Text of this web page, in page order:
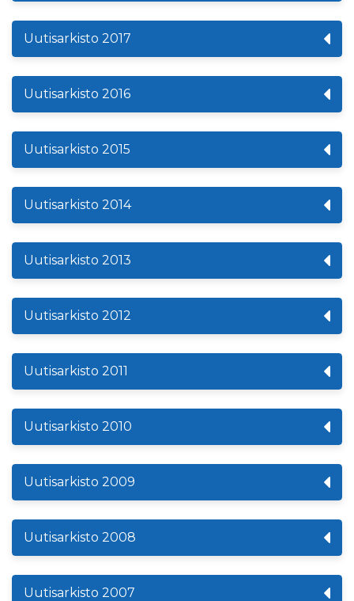
Uutisarkisto 2017
Uutisarkisto 2016
Uutisarkisto 2015
Uutisarkisto 2014
Uutisarkisto 2013
Uutisarkisto 2012
Uutisarkisto 2011
Uutisarkisto 2010
Uutisarkisto 2009
Uutisarkisto 2008
Uutisarkisto 2007